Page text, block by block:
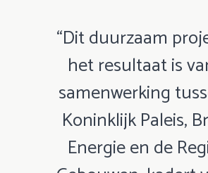
“Dit duurzaam
het resultaat is
samenwerking
Koninklijk Paleis,
Energie en de